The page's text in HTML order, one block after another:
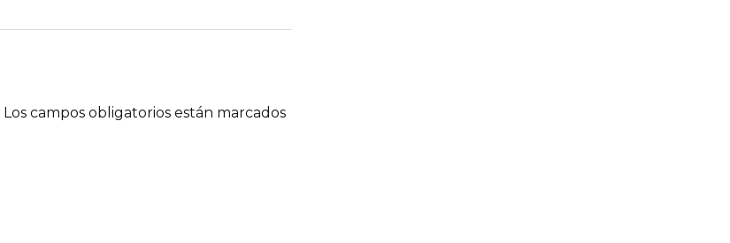
Los campos obligatorios están marcados